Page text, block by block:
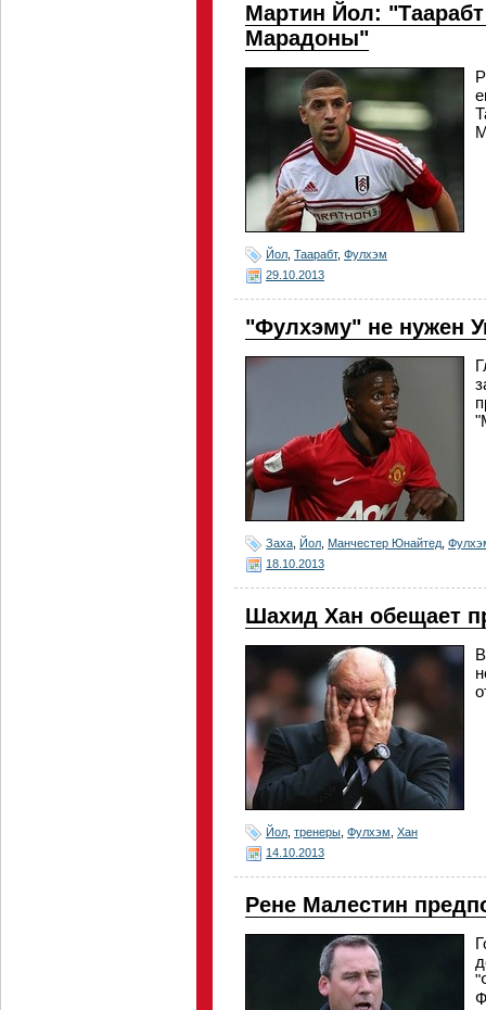
Мартин Йол:
Марадоны"
Йол Таарабт, Фулхэм
29.10.2013
"Фулхэму" не нужен
Заха Йол Манчестер Юнайтед
18.10.2013
Шахид Хан обещает
Йол тренеры Фулхэм Хан
14.10.2013
Рене Малестин